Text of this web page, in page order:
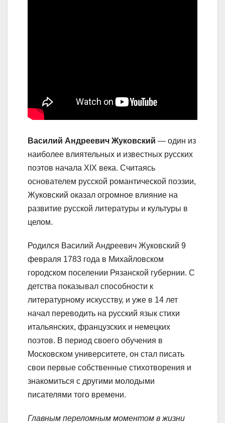
Василий Андреевич Жуковский — один из
наиболее влиятельных и известных русских
поэтов начала XIX века. Считаясь
основателем русской романтической поэзии,
Жуковский оказал огромное влияние на
развитие русской литературы и культуры в
целом.
Родился Василий Андреевич Жуковский 9
февраля 1783 года в Михайловском
городском поселении Рязанской губернии. С
детства показывал способности к
литературному искусству, и уже в 14 лет
начал переводить на русский язык стихи
итальянских, французских и немецких
поэтов. В период своего обучения в
Московском университете, он стал писать
свои первые собственные стихотворения и
знакомиться с другими молодыми
писателями того времени.
Главным переломным моментом в жизни